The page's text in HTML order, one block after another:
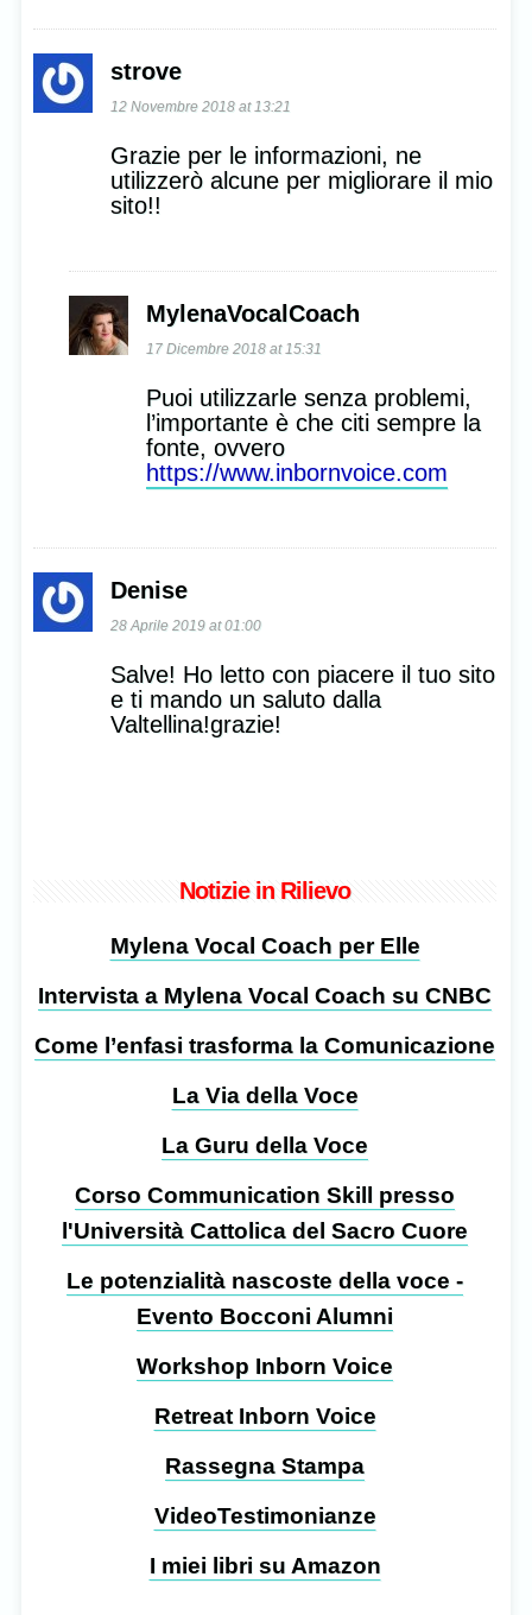
strove
12 Novembre 2018 at 13:21
Grazie per le informazioni, ne
utilizzerò alcune per migliorare il mio
sito!!
MylenaVocalCoach
17 Dicembre 2018 at 15:31
Puoi utilizzarle senza problemi,
l’importante è che citi sempre la
fonte, ovvero
https://www.inbornvoice.com
Denise
28 Aprile 2019 at 01:00
Salve! Ho letto con piacere il tuo sito
e ti mando un saluto dalla
Valtellina!grazie!
Notizie in Rilievo
Mylena Vocal Coach per Elle
Intervista a Mylena Vocal Coach su CNBC
Come l’enfasi trasforma la Comunicazione
La Via della Voce
La Guru della Voce
Corso Communication Skill presso
l'Università Cattolica del Sacro Cuore
Le potenzialità nascoste della voce -
Evento Bocconi Alumni
Workshop Inborn Voice
Retreat Inborn Voice
Rassegna Stampa
VideoTestimonianze
I miei libri su Amazon